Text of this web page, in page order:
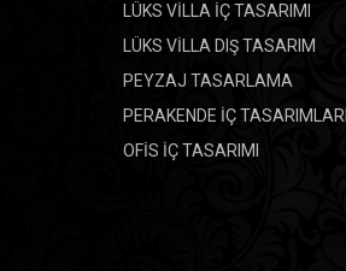
LÜKS VİLLA İÇ TASARIMI
LÜKS VİLLA DIŞ TASARIM
PEYZAJ TASARLAMA
PERAKENDE İÇ TASARIMLARI
OFİS İÇ TASARIMI